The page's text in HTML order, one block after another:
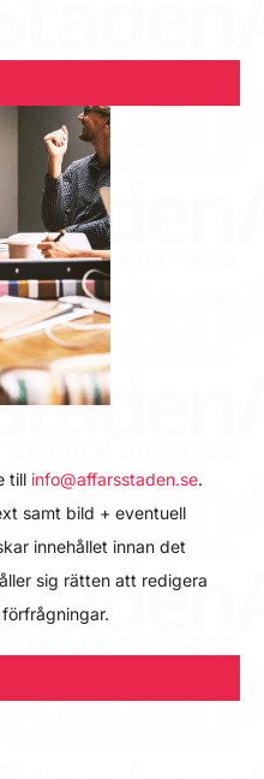
till info@affarsstaden.se.
samt bild + eventuell
innehållet innan det
sig rätten att redigera